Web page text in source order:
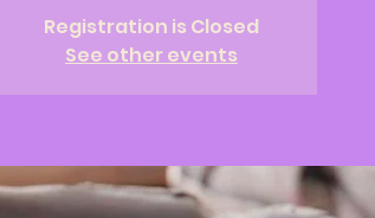
Registration is Closed
See other events